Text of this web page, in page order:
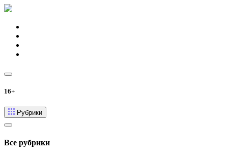
16+
Рубрики
Все рубрики